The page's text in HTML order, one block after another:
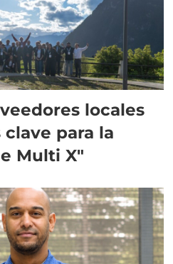
locales
para la
Multi X"